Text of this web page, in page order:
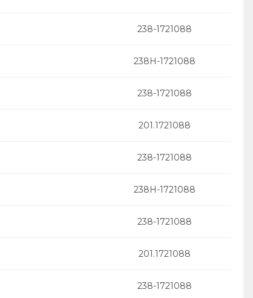
238-1721088
238Н-1721088
238-1721088
201.1721088
238-1721088
238Н-1721088
238-1721088
201.1721088
238-1721088